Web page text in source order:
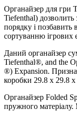
Органайзер для гри
Tiefenthal) дозволить
порядку і позбавить
сортуванню ігрових
Даний органайзер
Tiefenthal®, and the
®) Expansion.
коробки 29.8 x 29.8
Органайзер Folded
пружного матеріалу.